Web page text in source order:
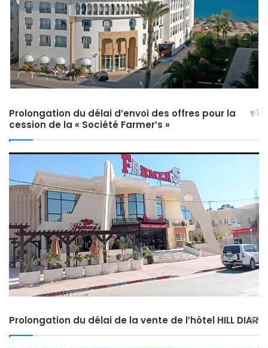
Prolongation du délai d’envoi des offres pour la
cession de la « Société Farmer’s »
Prolongation du délai de la vente de l’hôtel HILL DIAR